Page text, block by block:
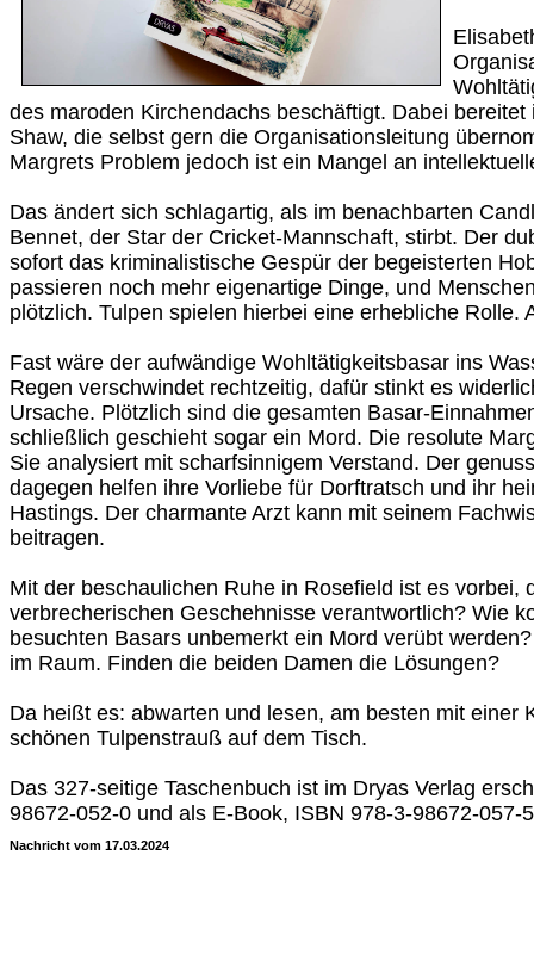
des maroden Kirchendachs beschäftigt. Dabei
Shaw, die selbst gern die Organisationsleitung
Margrets Problem jedoch ist ein Mangel an
Das ändert sich schlagartig, als im benachbarten
Bennet, der Star der Cricket-Mannschaft, stirbt. Der
sofort das kriminalistische Gespür der begeisterten
passieren noch mehr eigenartige Dinge, und
plötzlich. Tulpen spielen hierbei eine erhebliche Rolle.
Fast wäre der aufwändige Wohltätigkeitsbasar ins
Regen verschwindet rechtzeitig, dafür stinkt es
Ursache. Plötzlich sind die gesamten Basar-
schließlich geschieht sogar ein Mord. Die resolute
Sie analysiert mit scharfsinnigem Verstand. Der
dagegen helfen ihre Vorliebe für Dorftratsch und ihr
Hastings. Der charmante Arzt kann mit seinem
beitragen.
Mit der beschaulichen Ruhe in Rosefield ist es vorbei,
verbrecherischen Geschehnisse verantwortlich? Wie
besuchten Basars unbemerkt ein Mord verübt
im Raum. Finden die beiden Damen die Lösungen?
Da heißt es: abwarten und lesen, am besten mit einer
schönen Tulpenstrauß auf dem Tisch.
Das 327-seitige Taschenbuch ist im Dryas Verlag
98672-052-0 und als E-Book, ISBN 978-3-98672-057-
Nachricht vom 17.03.2024